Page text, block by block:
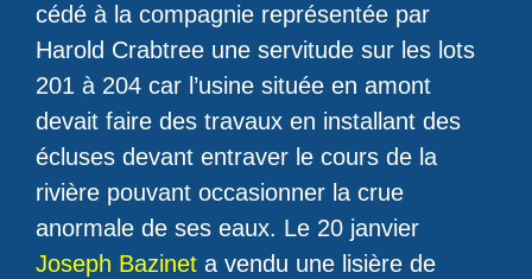
cédé à la compagnie représentée par
Harold Crabtree une servitude sur les lots
201 à 204 car l’usine située en amont
devait faire des travaux en installant des
écluses devant entraver le cours de la
rivière pouvant occasionner la crue
anormale de ses eaux. Le 20 janvier
Joseph Bazinet a vendu une lisière de